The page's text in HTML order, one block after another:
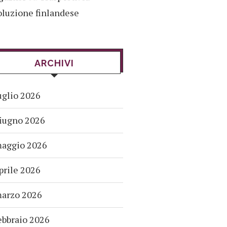
finlandese
ARCHIVI
2026
2026
2026
2026
2026
2026